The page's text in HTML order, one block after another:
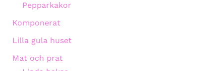
Pepparkakor
Komponerat
Lilla gula huset
Mat och prat